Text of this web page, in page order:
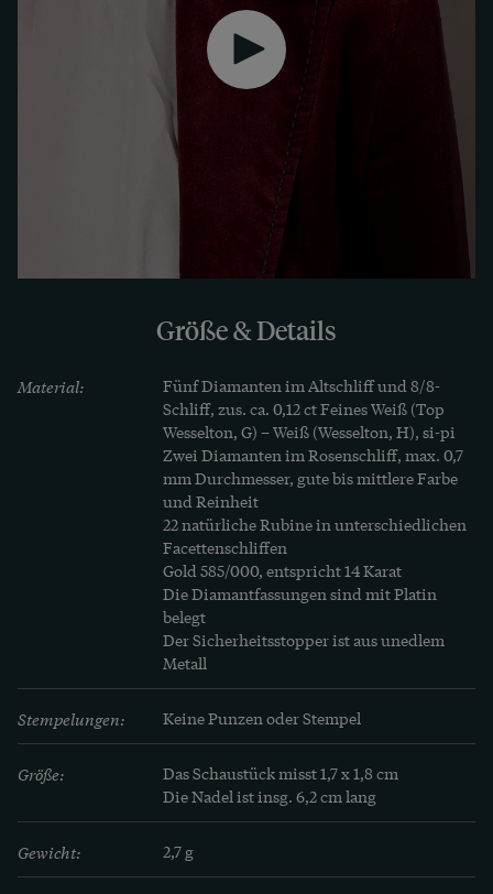
Ein charmanter Begleiter.
SIMON HOFER
Größe & Details
Material:
Fünf Diamanten im Altschliff und 8/8-
Schliff, zus. ca. 0,12 ct Feines Weiß (Top
Wesselton, G) – Weiß (Wesselton, H), si-pi
Zwei Diamanten im Rosenschliff, max. 0,7
mm Durchmesser, gute bis mittlere Farbe
und Reinheit
22 natürliche Rubine in unterschiedlichen
Facettenschliffen
Gold 585/000, entspricht 14 Karat
Die Diamantfassungen sind mit Platin
belegt
Der Sicherheitsstopper ist aus unedlem
Metall
Stempelungen: Keine Punzen oder Stempel
Größe:
Das Schaustück misst 1,7 x 1,8 cm
Die Nadel ist insg. 6,2 cm lang
Gewicht: 2,7 g